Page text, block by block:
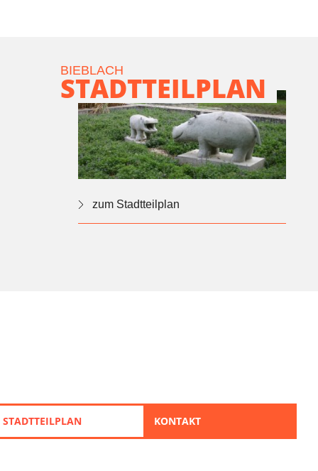
BIEBLACH
STADTTEILPLAN
zum Stadtteilplan
KONTAKT
STADTTEILPLAN